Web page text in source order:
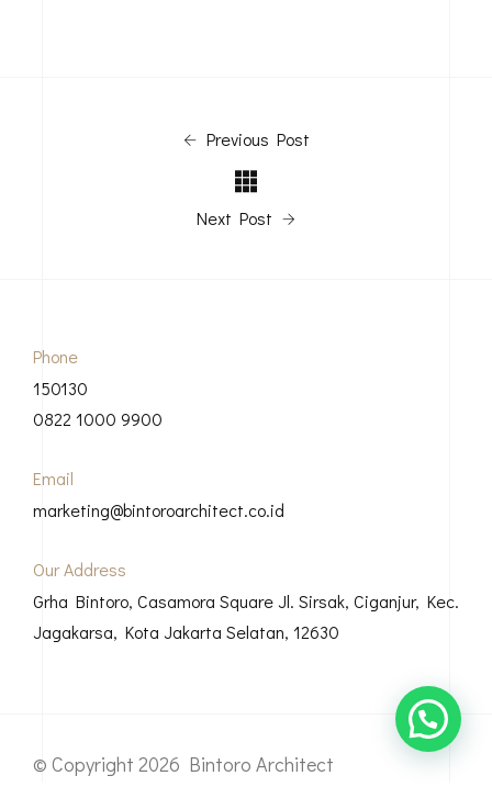
Previous Post
Next Post
Phone
150130
0822 1000 9900
Email
marketing@bintoroarchitect.co.id
Our Address
Grha Bintoro, Casamora Square Jl. Sirsak, Ciganjur, Kec.
Jagakarsa, Kota Jakarta Selatan, 12630
© Copyright 2026 Bintoro Architect